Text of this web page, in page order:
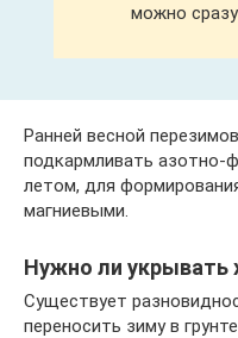
можно
Ранней весной
подкармливать азотно-
летом, для
магниевыми.
Нужно ли укрывать
Существует
переносить зиму в